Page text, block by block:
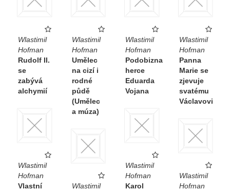
Wlastimil
Hofman
Rudolf II.
se
zabývá
alchymií
Wlastimil
Hofman
Umělec
na cizí i
rodné
půdě
(Umělec
a múza)
Wlastimil
Hofman
Podobizna
herce
Eduarda
Vojana
Wlastimil
Hofman
Panna
Marie se
zjevuje
svatému
Václavovi
Wlastimil
Hofman
Vlastní
Wlastimil
Hofman
Karol
Wlastimil
Hofman
Wlastimil